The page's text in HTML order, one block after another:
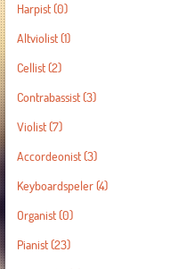
Harpist(0)
Altviolist(1)
Cellist(2)
Contrabassist(3)
Violist(7)
Accordeonist(3)
Keyboardspeler(4)
Organist(0)
Pianist(23)